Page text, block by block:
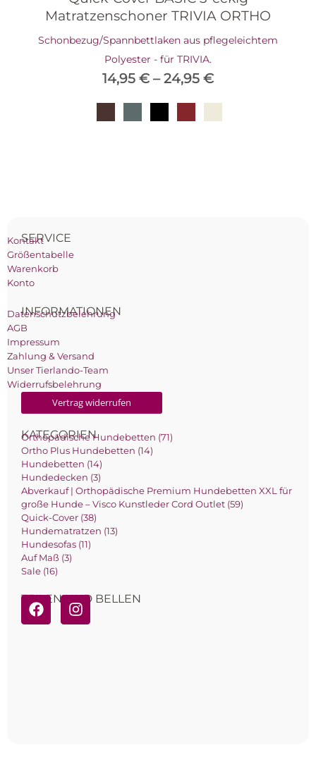
Matratzenschoner TRIVIA ORTHO
Schonbezug/Spannbettlaken aus pflegeleichtem
Polyester - für TRIVIA.
14,95 € –24,95 €
SERVICE
Kontakt
Größentabelle
Warenkorb
Konto
INFORMATIONEN
Datenschutzbelehrung
AGB
Impressum
Zahlung & Versand
Unser Tierlando-Team
Widerrufsbelehrung
Vertrag widerrufen
KATEGORIEN
Orthopädische Hundebetten (71)
Ortho Plus Hundebetten (14)
Hundebetten (14)
Hundedecken (3)
Abverkauf | Orthopädische Premium Hundebetten XXL für
große Hunde – Visco Kunstleder Cord Outlet (59)
Quick-Cover (38)
Hundematratzen (13)
Hundesofas (11)
Auf Maß (3)
Sale (16)
TEILEN UND BELLEN